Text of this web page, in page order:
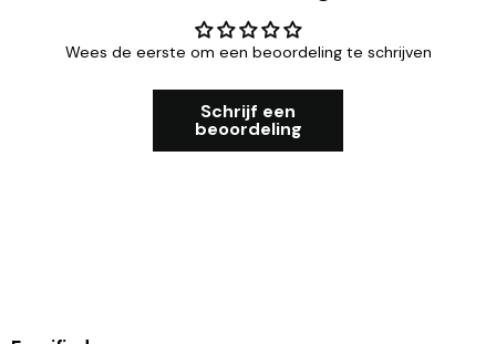
Wees de eerste om een beoordeling te schrijven
Schrijf een
beoordeling